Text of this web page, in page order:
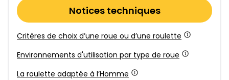
Notices techniques
Critères de choix d’une roue ou d’une roulette
Environnements d'utilisation par type de roue
La roulette adaptée à l’Homme